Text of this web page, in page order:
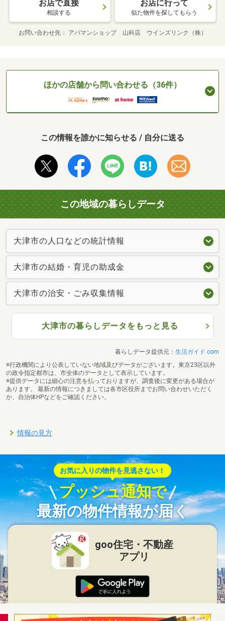
お店で直接
相談する
お店に行って
似た物件を探してもらう
お問い合わせ先 アパマンショップ 山科店 ウインズリンク（株）
ほかの店舗から問い合わせる（36件）
この情報を誰かに知らせる / 自分に送る
この地域の暮らしデータ
大津市の人口などの統計情報
大津市の結婚・育児の助成金
大津市の治安・ごみ収集情報
大津市の暮らしデータをもっと見る
暮らしデータ提供元： 生活ガイド.com
※行政機関により公表していない地域及びデータがございます。東京23区以外
の政令指定都市は、市全体のデータとして表示しています。
※提供データには細心の注意を払っておりますが、調査後に変更がある場合が
あります。 最新の情報につきましては各市区役所までお問い合わせいただく
か、自治体HPなどをご確認ください。
情報の見方
お気に入りの物件を見逃さない！
プッシュ通知で
最新の物件情報が届く
goo住宅・不動産
アプリ